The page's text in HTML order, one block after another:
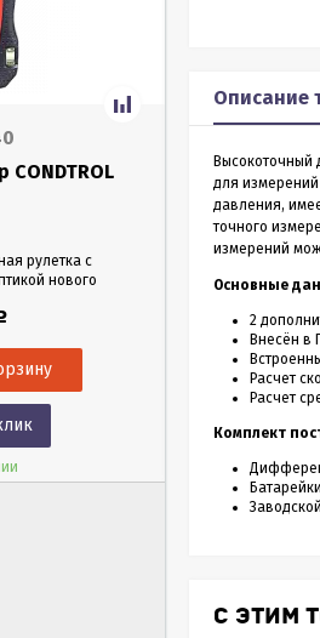
рулетка с
нового
Позволяет
40 м.
Лазерный
Smart 60
CONDTROL
эргономичном
0,05 до 60
измерения –
Описание
Высокоточный
для измерений
давления,
точного
измерений
Основные
2
Внесён в
Расчет
Расчет
Комплект
С ЭТИМ